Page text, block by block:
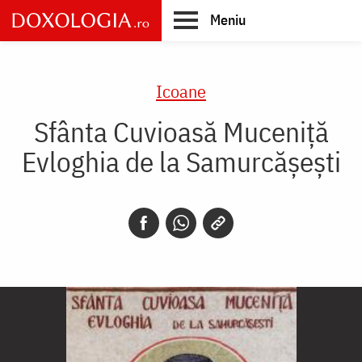
Skip
to
main
Meniu
Icoane
Sfânta Cuvioasă Muceniță
Evloghia de la Samurcășești